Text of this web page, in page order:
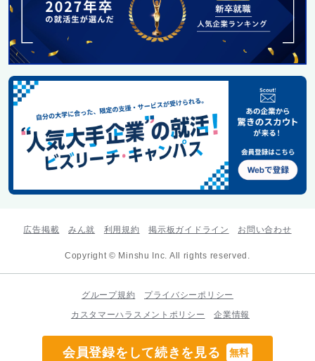
会員登録をして続きを見る 無料
広告掲載 みん就 利用規約 掲示板ガイドライン お問い合わせ
Copyright © Minshu Inc. All rights reserved.
グループ規約
プライバシーポリシー
カスタマーハラスメントポリシー
企業情報